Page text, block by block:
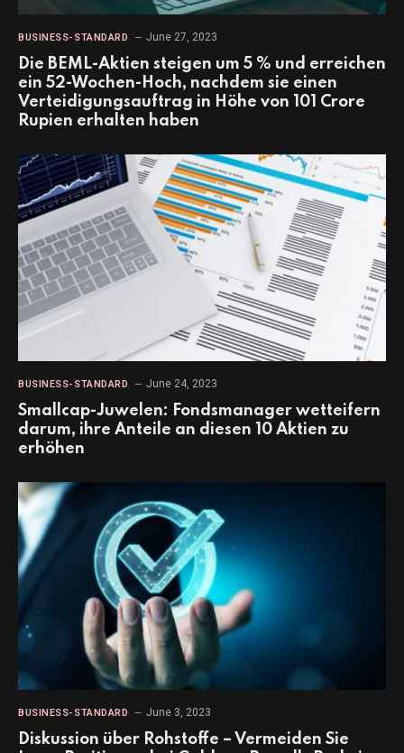
BUSINESS-STANDARD June 27, 2023
Die BEML-Aktien steigen um 5 % und erreichen
ein 52-Wochen-Hoch, nachdem sie einen
Verteidigungsauftrag in Höhe von 101 Crore
Rupien erhalten haben
BUSINESS-STANDARD June 24, 2023
Smallcap-Juwelen: Fondsmanager wetteifern
darum, ihre Anteile an diesen 10 Aktien zu
erhöhen
BUSINESS-STANDARD June 3, 2023
Diskussion über Rohstoffe – Vermeiden Sie